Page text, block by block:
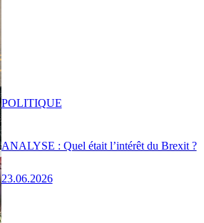
ANALYSE : Quel était l’intérêt du Brexit ?
23.06.2026
POLITIQUE